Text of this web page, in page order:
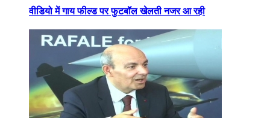
वीडियो में गाय फील्ड पर फुटबॉल खेलती नजर आ रही